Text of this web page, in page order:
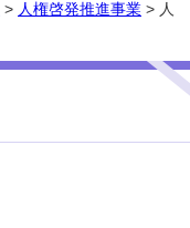
> 人権啓発推進事業 > 人